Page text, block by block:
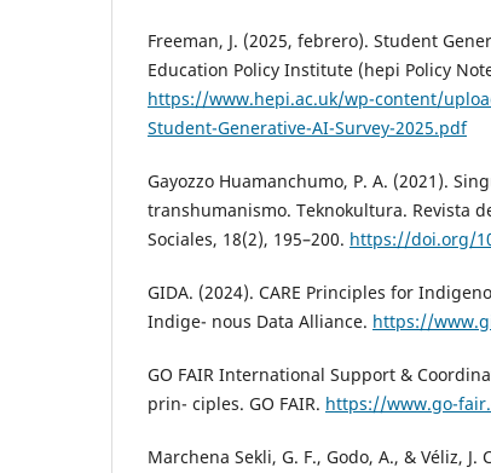
Freeman, J. (2025, febrero). Student
Education Policy Institute (hepi Policy
https://www.hepi.ac.uk/wp-content/
Student-Generative-AI-Survey-2025.pdf
Gayozzo Huamanchumo, P. A. (2021).
transhumanismo. Teknokultura. Revista
Sociales, 18(2), 195–200. https://doi.org/
GIDA. (2024). CARE Principles for
Indige- nous Data Alliance. https://
GO FAIR International Support &
prin- ciples. GO FAIR. https://www.go-
Marchena Sekli, G. F., Godo, A., & Véliz,